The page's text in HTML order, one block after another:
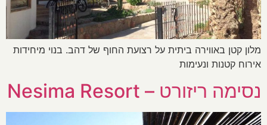
מלון קטן באווירה ביתית על רצועת החוף של דהב. בנוי מיחידות
אירוח קטנות ונעימות
נסימה ריזורט – Nesima Resort